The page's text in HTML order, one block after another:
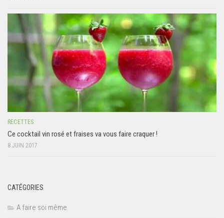
RECETTES
Ce cocktail vin rosé et fraises va vous faire craquer !
8 JUIN 2017
CATÉGORIES
A faire soi même